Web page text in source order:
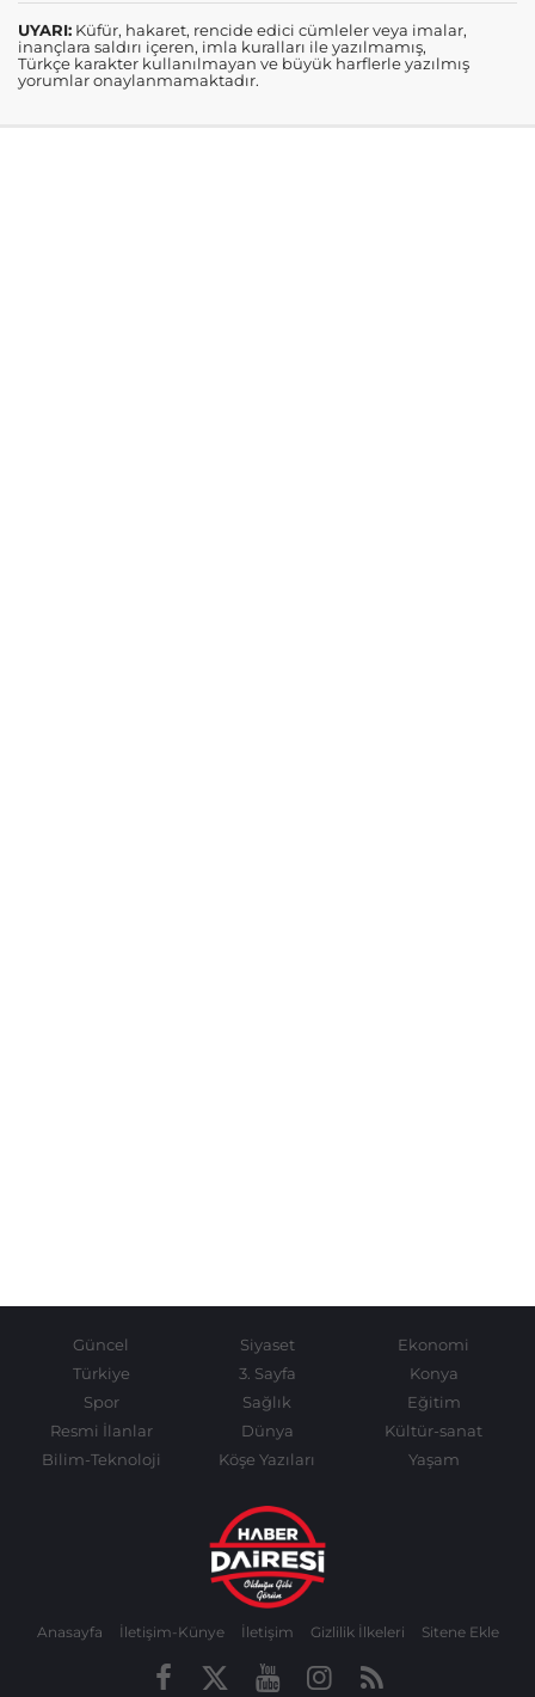
UYARI: Küfür, hakaret, rencide edici cümleler veya imalar,
inançlara saldırı içeren, imla kuralları ile yazılmamış,
Türkçe karakter kullanılmayan ve büyük harflerle yazılmış
yorumlar onaylanmamaktadır.
Güncel Siyaset
Ekonomi
Türkiye
3. Sayfa
Konya
Spor
Sağlık
Eğitim
Resmi İlanlar
Dünya
Kültür-sanat
Bilim-Teknoloji
Köşe Yazıları Yaşam
Anasayfa İletişim-Künye İletişim Gizlilik İlkeleri Sitene Ekle